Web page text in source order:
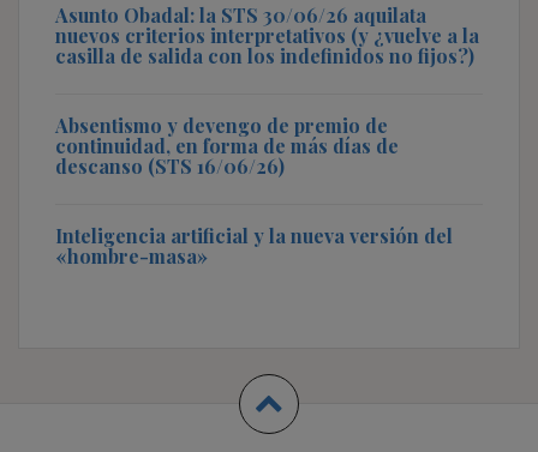
Asunto Obadal: la STS 30/06/26 aquilata
nuevos criterios interpretativos (y ¿vuelve a la
casilla de salida con los indefinidos no fijos?)
Absentismo y devengo de premio de
continuidad, en forma de más días de
descanso (STS 16/06/26)
Inteligencia artificial y la nueva versión del
«hombre-masa»